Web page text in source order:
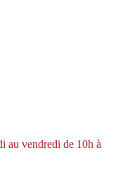
au vendredi de 10h à